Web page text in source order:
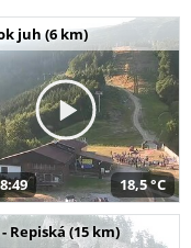
juh (6 km)
18,5 °C
- Repiská (15 km)